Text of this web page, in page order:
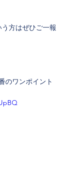
方はぜひご一報
のワンポイント